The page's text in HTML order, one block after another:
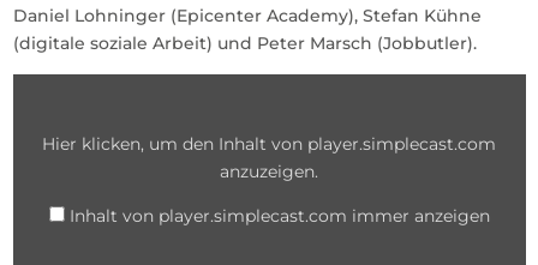
Daniel Lohninger (Epicenter Academy), Stefan Kühne
(digitale soziale Arbeit) und Peter Marsch (Jobbutler).
player.simplecast.com
Hier klicken, um den Inhalt von player.simplecast.com
anzuzeigen.
Inhalt von player.simplecast.com immer anzeigen